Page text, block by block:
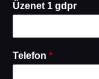
Üzenet 1 gdpr
Telefon *